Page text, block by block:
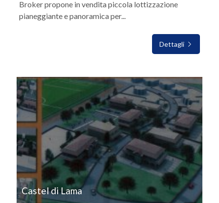
Broker propone in vendita piccola lottizzazione
pianeggiante e panoramica per...
Dettagli
Castel di Lama